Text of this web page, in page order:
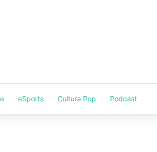
eSports Cultura Pop Podcast